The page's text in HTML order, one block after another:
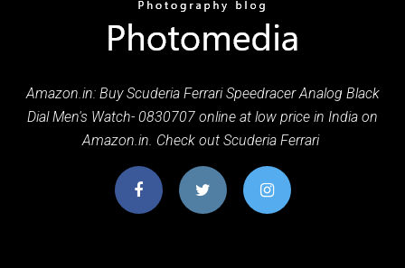
Amazon.in: Buy Scuderia Ferrari Speedracer Analog Black
Dial Men's Watch- 0830707 online at low price in India on
Amazon.in. Check out Scuderia Ferrari